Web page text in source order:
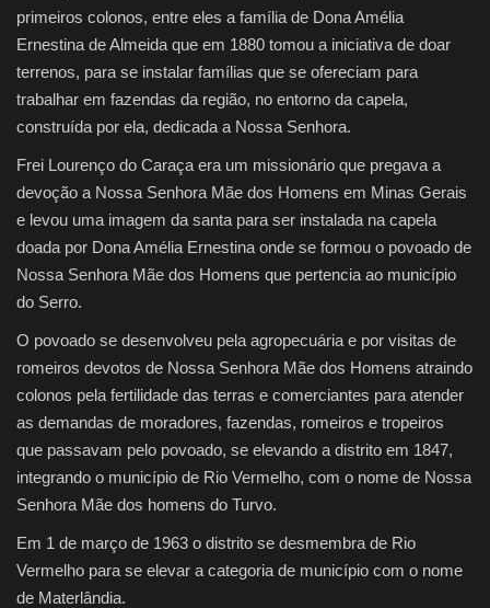
primeiros colonos, entre eles a família de Dona Amélia
Ernestina de Almeida que em 1880 tomou a iniciativa de doar
terrenos, para se instalar famílias que se ofereciam para
trabalhar em fazendas da região, no entorno da capela,
construída por ela, dedicada a Nossa Senhora.
Frei Lourenço do Caraça era um missionário que pregava a
devoção a Nossa Senhora Mãe dos Homens em Minas Gerais
e levou uma imagem da santa para ser instalada na capela
doada por Dona Amélia Ernestina onde se formou o povoado de
Nossa Senhora Mãe dos Homens que pertencia ao município
do Serro.
O povoado se desenvolveu pela agropecuária e por visitas de
romeiros devotos de Nossa Senhora Mãe dos Homens atraindo
colonos pela fertilidade das terras e comerciantes para atender
as demandas de moradores, fazendas, romeiros e tropeiros
que passavam pelo povoado, se elevando a distrito em 1847,
integrando o município de Rio Vermelho, com o nome de Nossa
Senhora Mãe dos homens do Turvo.
Em 1 de março de 1963 o distrito se desmembra de Rio
Vermelho para se elevar a categoria de município com o nome
de Materlândia.